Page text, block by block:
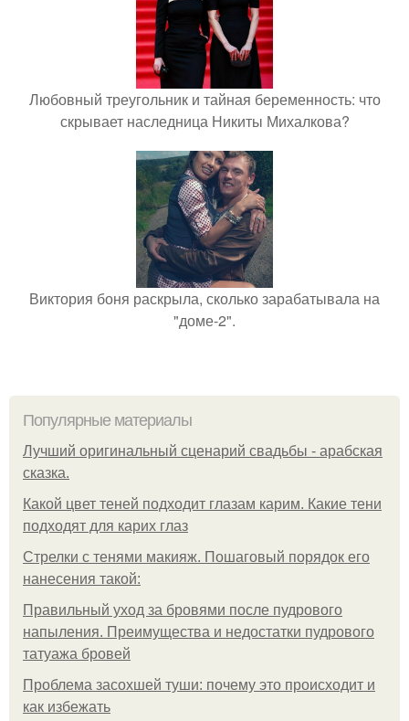
Любовный треугольник и тайная беременность: что
скрывает наследница Никиты Михалкова?
Виктория боня раскрыла, сколько зарабатывала на
"доме-2".
Популярные материалы
Лучший оригинальный сценарий свадьбы - арабская
сказка.
Какой цвет теней подходит глазам карим. Какие тени
подходят для карих глаз
Стрелки с тенями макияж. Пошаговый порядок его
нанесения такой:
Правильный уход за бровями после пудрового
напыления. Преимущества и недостатки пудрового
татуажа бровей
Проблема засохшей туши: почему это происходит и
как избежать